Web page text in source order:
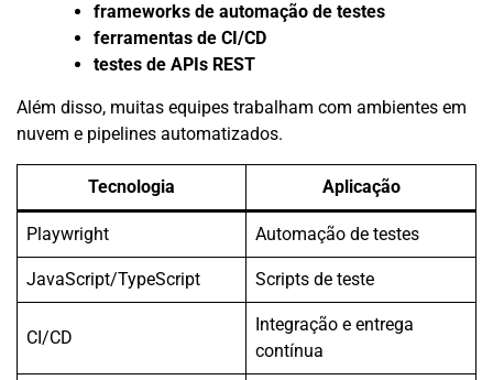
frameworks de automação de testes
ferramentas de CI/CD
testes de APIs REST
Além disso, muitas equipes trabalham com ambientes em
nuvem e pipelines automatizados.
Tecnologia Aplicação
Playwright Automação de testes
JavaScript/TypeScript Scripts de teste
CI/CD
Integração e entrega
contínua